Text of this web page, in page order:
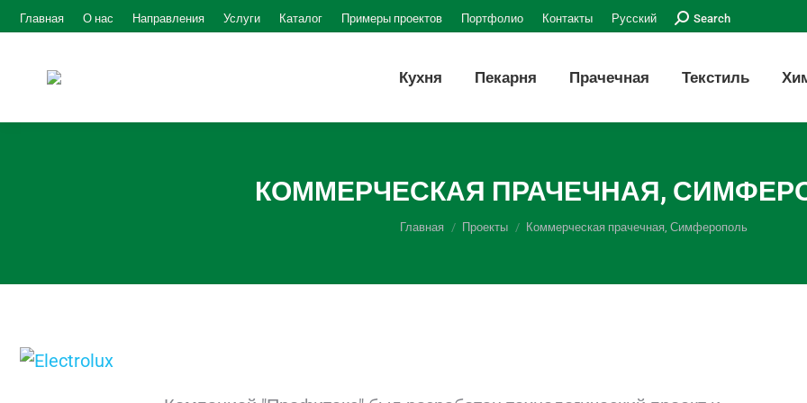
Главная О нас Направления Услуги Каталог Примеры проектов Портфолио Контакты Русский Поиск:Search
Кухня Пекарня Прачечная Текстиль
КОММЕРЧЕСКАЯ ПРАЧЕЧНАЯ,
Вы здесь:
Главная Проекты Коммерческая прачечная, Симферополь